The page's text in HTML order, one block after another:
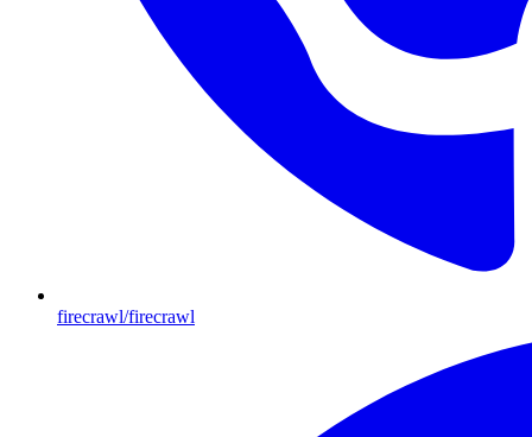
firecrawl/firecrawl